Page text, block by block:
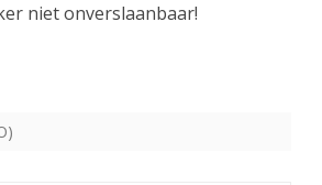
niet onverslaanbaar!